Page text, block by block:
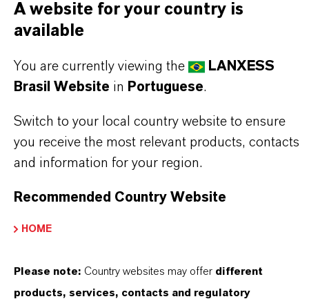
Aqui você pode baixar as fichas técnicas dos
produtos. Ao selecionar uma opção nos menus
ESCOLHA A ÁREA JURÍDICA
A website for your country is
available
You are currently viewing the
LANXESS
Brasil Website in Portuguese.
Switch to your local country website to ensure
you receive the most relevant products, contacts
and information for your region.
Recommended Country Website
HOME
Please note: Country websites may offer different
products, services, contacts and regulatory